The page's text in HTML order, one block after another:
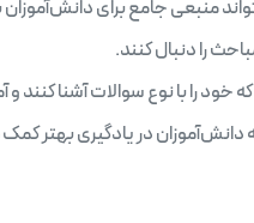
منبعی جامع برای دانش‌آموزان
را دنبال کنند.
را با نوع سوالات آشنا کنند
در یادگیری بهتر